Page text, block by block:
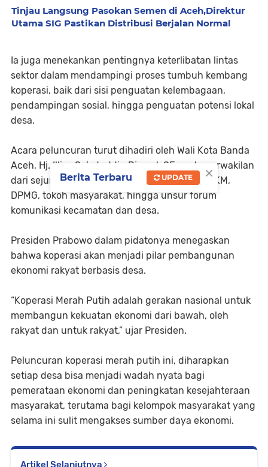
Tinjau Langsung Pasokan Semen di Aceh,Direktur
Utama SIG Pastikan Distribusi Berjalan Normal
Ia juga menekankan pentingnya keterlibatan lintas
sektor dalam mendampingi proses tumbuh kembang
koperasi, baik dari sisi penguatan kelembagaan,
pendampingan sosial, hingga penguatan potensi lokal
desa.
Acara peluncuran turut dihadiri oleh Wali Kota Banda
Aceh, Hj. Illiza Sa’aduddin Djamal, SE, serta perwakilan
dari sejumlah SKPA, Dinas Perindag, Diskop UKM,
DPMG, tokoh masyarakat, hingga unsur forum
komunikasi kecamatan dan desa.
Presiden Prabowo dalam pidatonya menegaskan
bahwa koperasi akan menjadi pilar pembangunan
ekonomi rakyat berbasis desa.
“Koperasi Merah Putih adalah gerakan nasional untuk
membangun kekuatan ekonomi dari bawah, oleh
rakyat dan untuk rakyat,” ujar Presiden.
Peluncuran koperasi merah putih ini, diharapkan
setiap desa bisa menjadi wadah nyata bagi
pemerataan ekonomi dan peningkatan kesejahteraan
masyarakat, terutama bagi kelompok masyarakat yang
selama ini sulit mengakses sumber daya ekonomi.
×
Berita Terbaru UPDATE